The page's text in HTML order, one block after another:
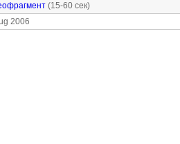
(15-60 сек)
2006